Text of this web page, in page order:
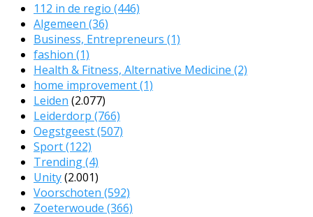
112 in de regio (446)
Algemeen (36)
Business, Entrepreneurs (1)
fashion (1)
Health & Fitness, Alternative Medicine (2)
home improvement(1)
Leiden (2.077)
Leiderdorp (766)
Oegstgeest(507)
Sport(122)
Trending(4)
Unity(2.001)
Voorschoten (592)
Zoeterwoude (366)